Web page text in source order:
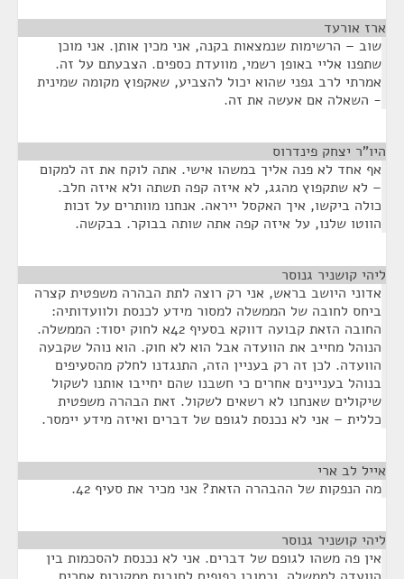
ארז אורעד
שוב – הרשימות שנמצאות בקנה, אני מכין אותן. אני מוכן
שתפנו אליי באופן רשמי, מוועדת כספים. הצבעתם על זה.
אמרתי לרב גפני שהוא יכול להצביע, שאקפוץ מקומה שמינית
- השאלה אם אעשה את זה.
היו"ר יצחק פינדרוס
אף אחד לא פנה אליך במשהו אישי. אתה לוקח את זה למקום
– לא שתקפוץ מהגג, לא איזה קפה תשתה ולא איזה חלב.
כולה ביקשו, איך האקסל ייראה. אנחנו מוותרים על זכות
הווטו שלנו, על איזה קפה אתה שותה בבוקר. בבקשה.
ליהי קושניר גנוסר
אדוני היושב בראש, אני רק רוצה לתת הבהרה משפטית קצרה
ביחס לחובה של הממשלה למסור מידע לכנסת ולוועדותיה:
החובה הזאת קבועה דווקא בסעיף 42א לחוק יסוד: הממשלה.
הנוהל מחייב את הוועדה אבל הוא לא חוק. הוא נוהל שקבעה
הוועדה. לכן זה רק בעניין הזה, התנגדנו לחלק מהסעיפים
בנוהל בעניינים אחרים כי חשבנו שהם יחייבו אותנו לשקול
שיקולים שאנחנו לא רשאים לשקול. זאת הבהרה משפטית
כללית – אני לא נכנסת לגופם של דברים ואיזה מידע יימסר.
אייל לב ארי
מה הנפקות של ההבהרה הזאת? אני מכיר את סעיף 42.
ליהי קושניר גנוסר
אין פה משהו לגופם של דברים. אני לא נכנסת להסכמות בין